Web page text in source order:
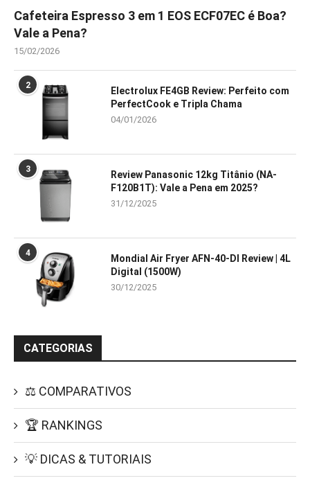
Cafeteira Espresso 3 em 1 EOS ECF07EC é Boa?
Vale a Pena?
15/02/2026
2
Electrolux FE4GB Review: Perfeito com
PerfectCook e Tripla Chama
04/01/2026
3
Review Panasonic 12kg Titânio (NA-
F120B1T): Vale a Pena em 2025?
31/12/2025
4
Mondial Air Fryer AFN-40-DI Review | 4L
Digital (1500W)
30/12/2025
CATEGORIAS
⚖️ COMPARATIVOS
🏆 RANKINGS
💡 DICAS & TUTORIAIS